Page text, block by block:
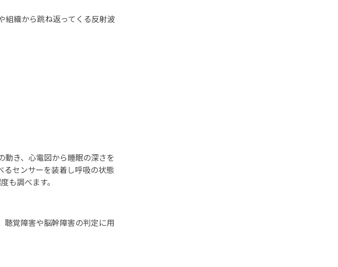
組織から跳ね返ってくる反射波
動き、心電図から睡眠の深さを
るセンサーを装着し呼吸の状態
も調べます。
聴覚障害や脳幹障害の判定に用